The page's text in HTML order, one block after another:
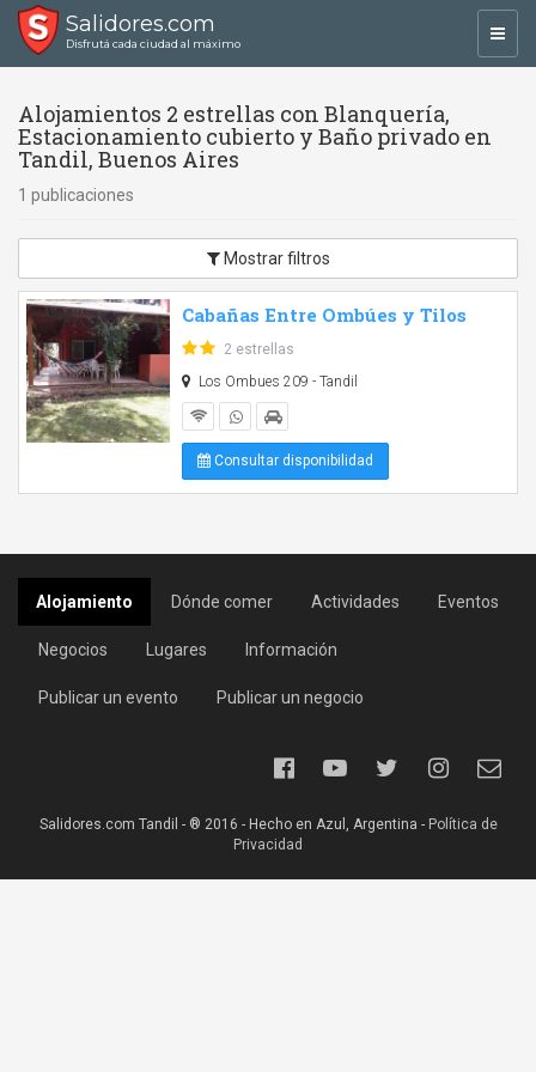
Salidores.com
Disfrutá cada ciudad al máximo
Alojamientos 2 estrellas con Blanquería,
Estacionamiento cubierto y Baño privado en
Tandil, Buenos Aires
1 publicaciones
Mostrar filtros
Cabañas Entre Ombúes y Tilos
2 estrellas
Los Ombues 209 - Tandil
Consultar disponibilidad
Alojamiento Dónde comer Actividades Eventos
Negocios Lugares Información
Publicar un evento Publicar un negocio
Salidores.com Tandil - ® 2016 - Hecho en Azul, Argentina - Política de
Privacidad